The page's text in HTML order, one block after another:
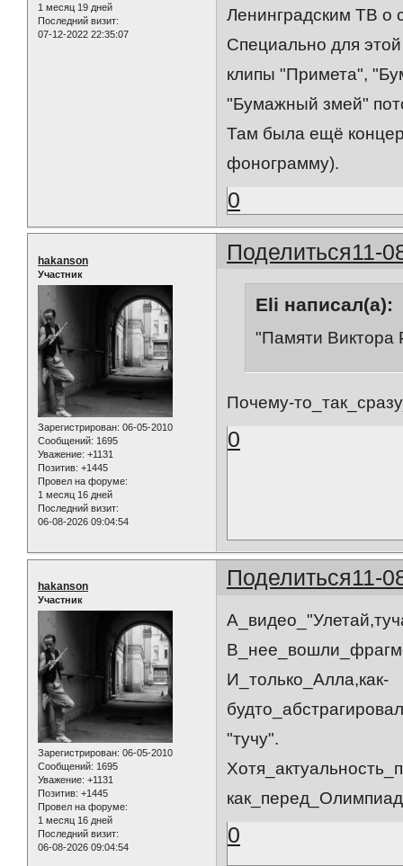
1 месяц 19 дней
Последний визит:
07-12-2022 22:35:07
Ленинградским ТВ о
Специально для
клипы "Примета",
"Бумажный змей"
Там была ещё
фонограмму).
0
Поделиться11-
hakanson
Участник
Зарегистрирован: 06-05-2010
Сообщений: 1695
Уважение: +1131
Позитив: +1445
Провел на форуме:
1 месяц 16 дней
Последний визит:
06-08-2026 09:04:54
Eli написал(а):
"Памяти Виктора
Почему-
0
Поделиться11-
hakanson
Участник
Зарегистрирован: 06-05-2010
Сообщений: 1695
Уважение: +1131
Позитив: +1445
Провел на форуме:
1 месяц 16 дней
Последний визит:
06-08-2026 09:04:54
И_только_Алла,как-
"тучу".
0